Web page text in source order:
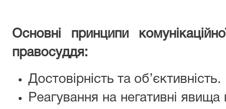
Основні принципи
правосуддя:
Достовірність та об’єктивність.
Реагування на негативні явища